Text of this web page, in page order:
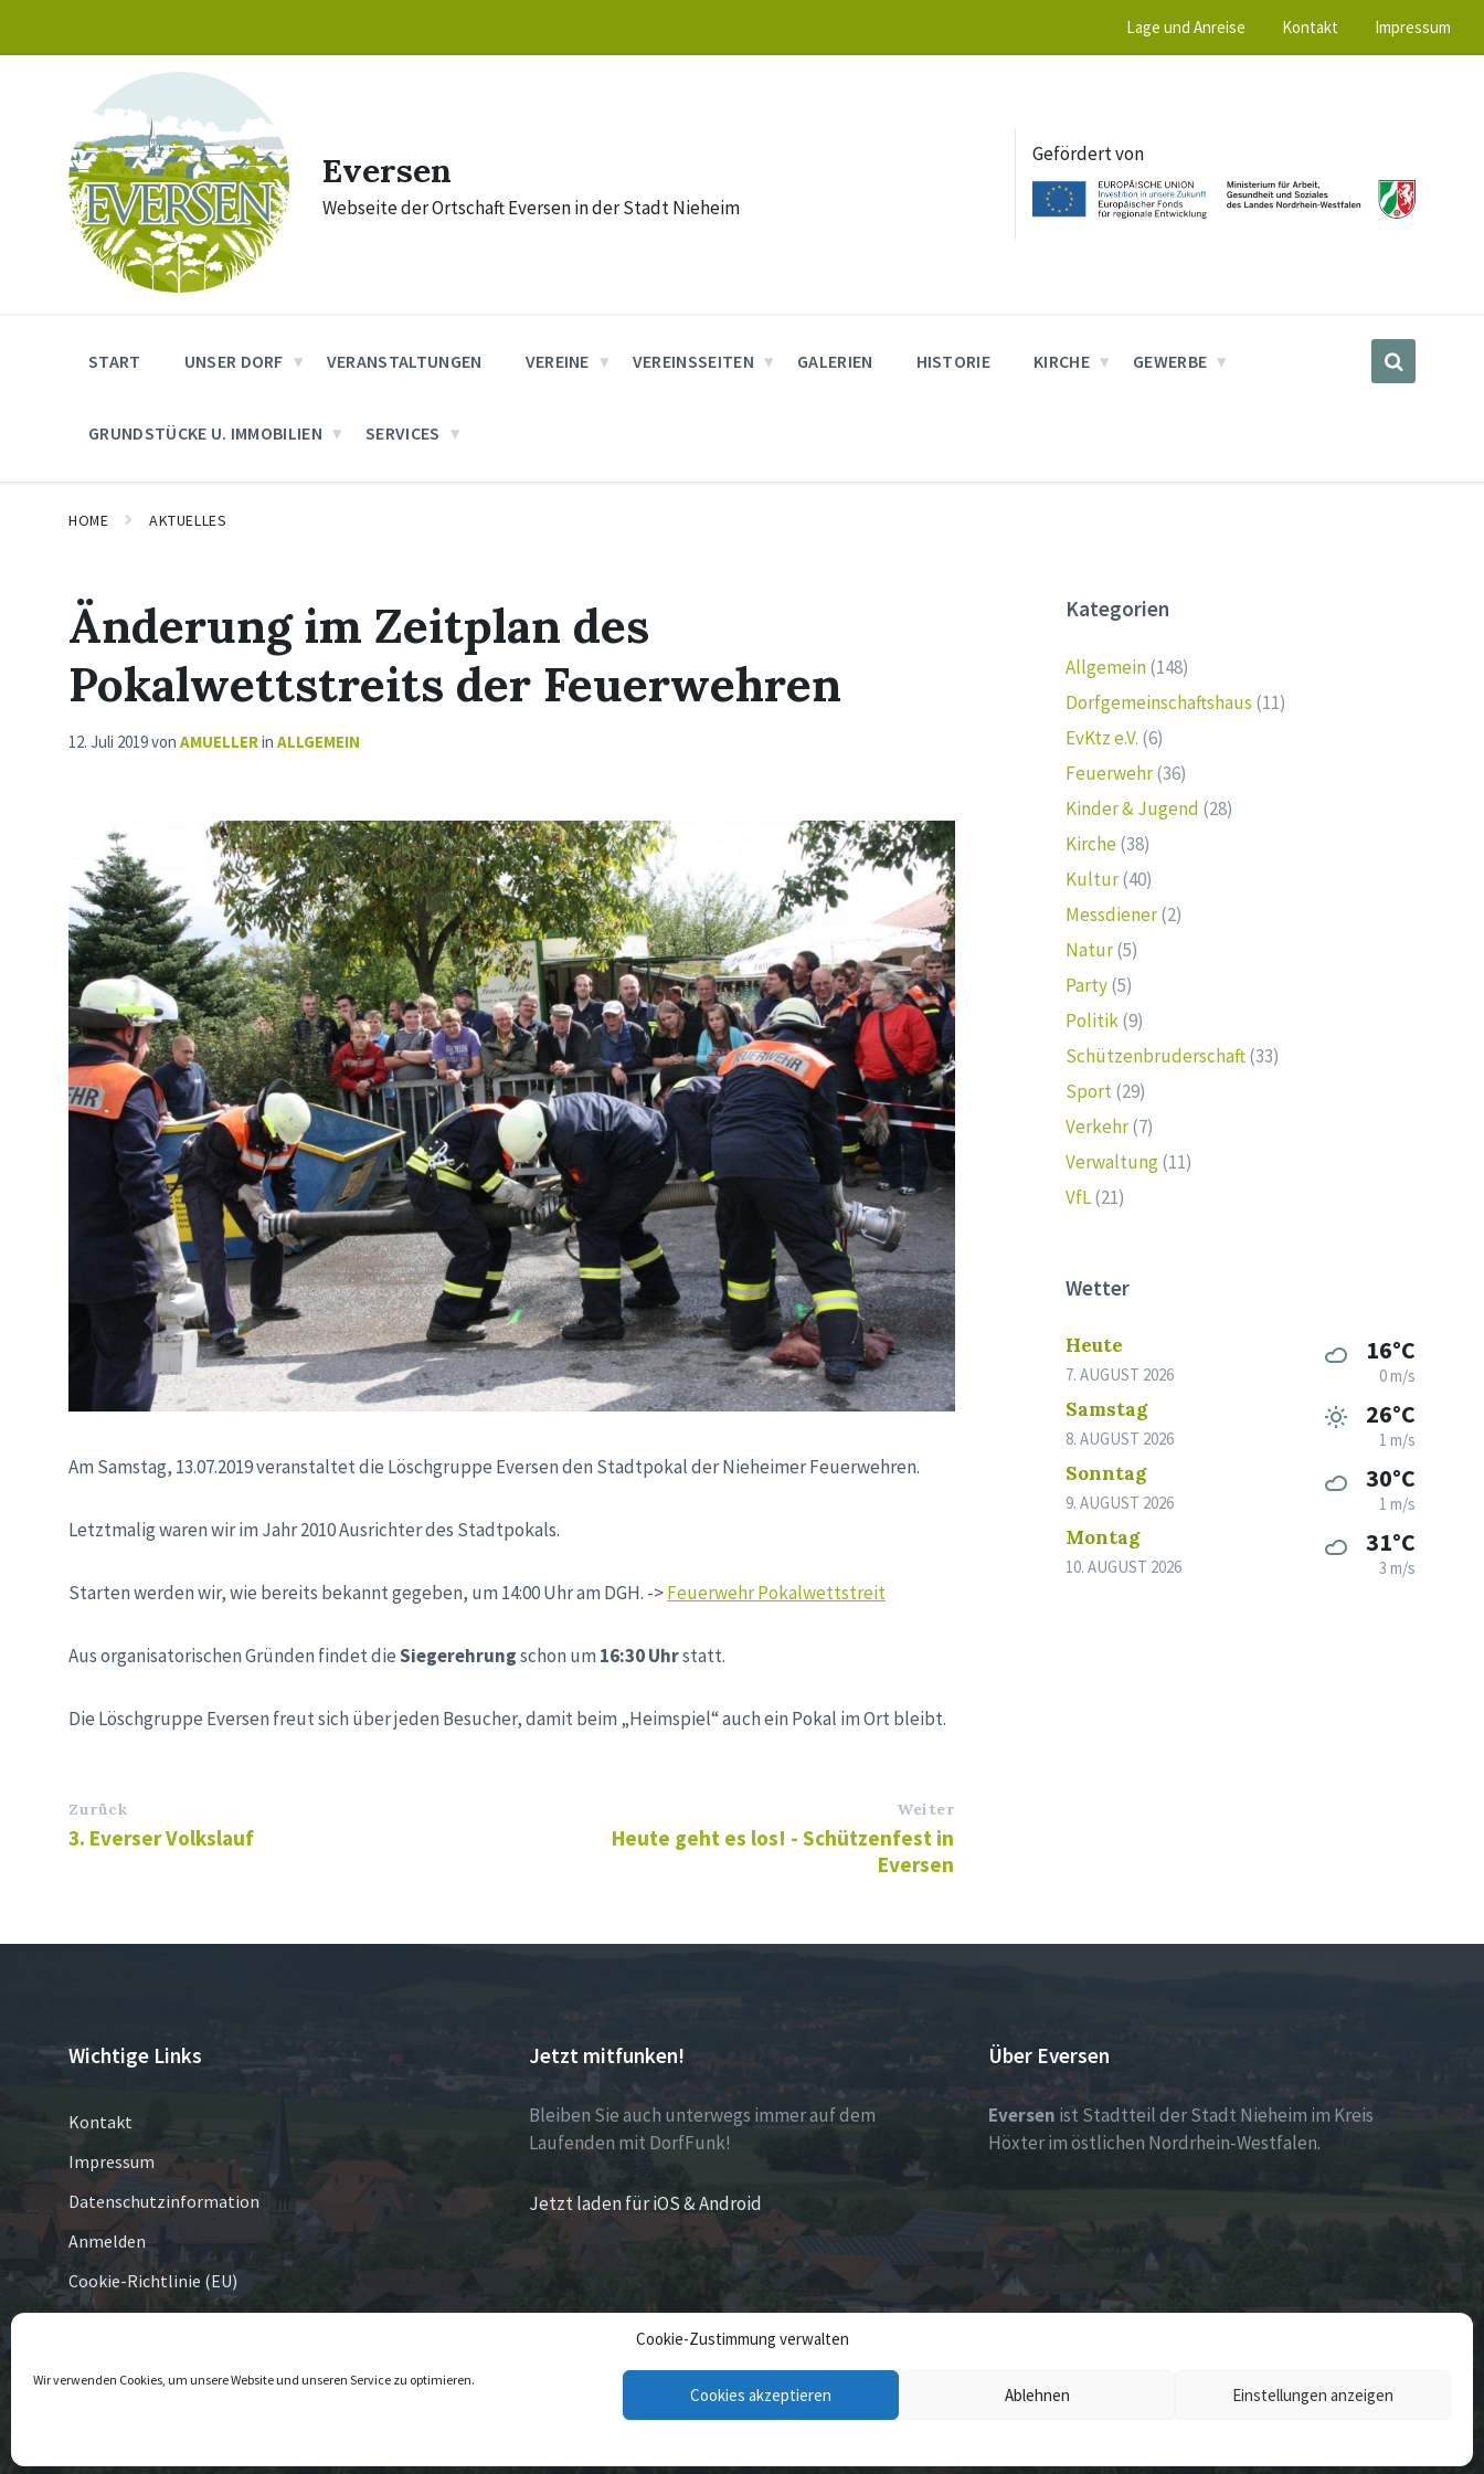
Cookie-Zustimmung verwalten
Wir verwenden Cookies, um unsere Website und unseren Service zu optimieren.
Cookies akzeptieren Ablehnen Einstellungen anzeigen
content
main
footer
Lage und Anreise Kontakt Impressum
Eversen
Webseite der Ortschaft Eversen in der Stadt Nieheim
Gefördert von
START UNSER DORF VERANSTALTUNGEN VEREINE VEREINSSEITEN GALERIEN HISTORIE KIRCHE GEWERBE
GRUNDSTÜCKE U. IMMOBILIEN SERVICES
HOME AKTUELLES
Änderung im Zeitplan des
Pokalwettstreits der Feuerwehren
12. Juli 2019von AMUELLERin ALLGEMEIN
Am Samstag, 13.07.2019 veranstaltet die Löschgruppe Eversen den Stadtpokal der Nieheimer Feuerwehren.
Letztmalig waren wir im Jahr 2010 Ausrichter des Stadtpokals.
Starten werden wir, wie bereits bekannt gegeben, um 14:00 Uhr am DGH. ->Feuerwehr Pokalwettstreit
Aus organisatorischen Gründen findet dieSiegerehrungschon um 16:30 Uhrstatt.
Die Löschgruppe Eversen freut sich über jeden Besucher, damit beim „Heimspiel“ auch ein Pokal im Ort bleibt.
Zurück
3. Everser Volkslauf
Weiter
Heute geht es los! - Schützenfest in
Eversen
Kategorien
Allgemein(148)
Dorfgemeinschaftshaus (11)
EvKtz e.V. (6)
Feuerwehr(36)
Kinder & Jugend (28)
Kirche(38)
Kultur(40)
Messdiener(2)
Natur(5)
Party(5)
Politik(9)
Schützenbruderschaft(33)
Sport(29)
Verkehr(7)
Verwaltung(11)
VfL(21)
Wetter
Heute
7. AUGUST 2026
16°C
0 m/s
Samstag
8. AUGUST 2026
26°C
1 m/s
Sonntag
9. AUGUST 2026
30°C
1 m/s
Montag
10. AUGUST 2026
31°C
3 m/s
Wichtige Links
Kontakt
Impressum
Datenschutzinformation
Anmelden
Cookie-Richtlinie (EU)
Jetzt mitfunken!
Bleiben Sie auch unterwegs immer auf dem
Laufenden mit DorfFunk!
Jetzt laden für iOS & Android
Über Eversen
Eversen ist Stadtteil der Stadt Nieheim im Kreis
Höxter im östlichen Nordrhein-Westfalen.